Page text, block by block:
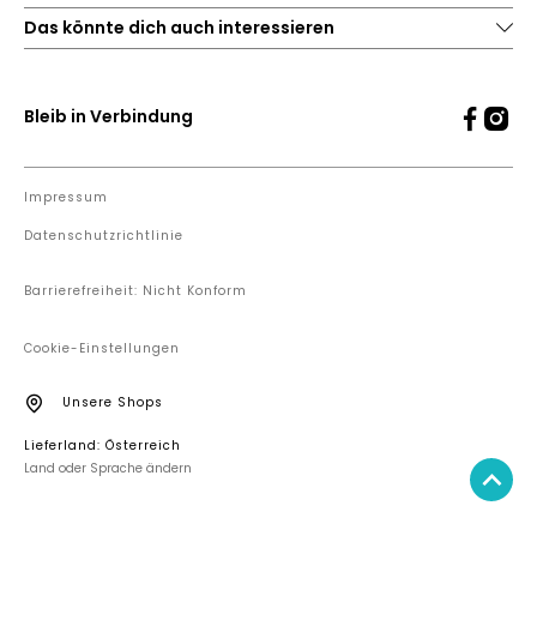
Das könnte dich auch interessieren
Bleib in Verbindung
Impressum
Datenschutzrichtlinie
Barrierefreiheit: Nicht Konform
Cookie-Einstellungen
Unsere Shops
Lieferland: Österreich
Land oder Sprache ändern